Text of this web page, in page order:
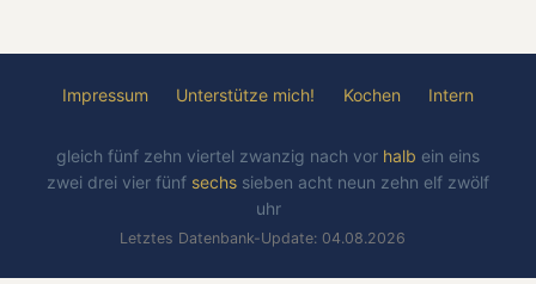
Impressum Unterstütze mich! Kochen Intern
gleich fünf zehn viertel zwanzig nach vor halb ein eins
zwei drei vier fünf sechs sieben acht neun zehn elf zwölf
uhr
Letztes Datenbank-Update: 04.08.2026